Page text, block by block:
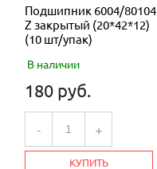
Подшипник 6004/80104
Z закрытый (20*42*12)
(10 шт/упак)
В наличии
180 руб.
- +
КУПИТЬ